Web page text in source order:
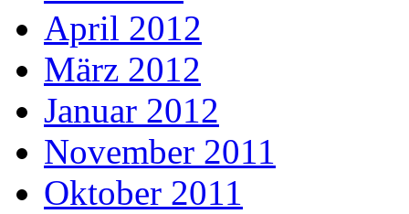
April 2012
März 2012
Januar 2012
November 2011
Oktober 2011